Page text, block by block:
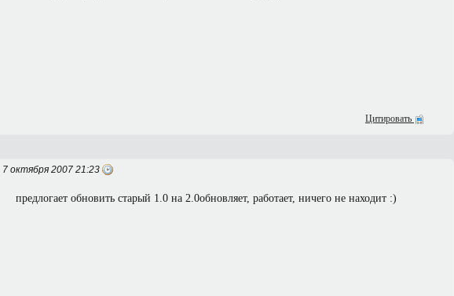
Цитировать
7 октября 2007 21:23
предлогает обновить старый 1.0 на 2.0обновляет, работает, ничего не находит :)